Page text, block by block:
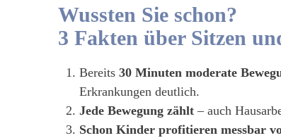
Wussten Sie schon?
3 Fakten über Sitzen
Bereits 30 Minuten moderate
Erkrankungen deutlich.
Jede Bewegung zählt – auch
Schon Kinder profitieren messbar